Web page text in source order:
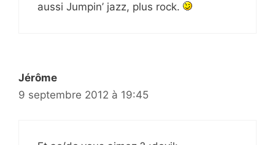
aussi Jumpin’ jazz, plus rock.
Jérôme
9 septembre 2012 à 19:45